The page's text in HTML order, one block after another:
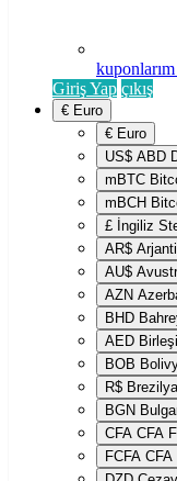
Giriş Yap çıkış
€ Euro
€ Euro
US$ ABD
mBTC
mBCH
£ İngiliz
AR$
AU$
AZN
BHD
AED
BOB
R$
BGN
CFA CFA
FCFA CFA